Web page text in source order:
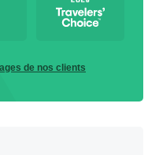
de nos clients